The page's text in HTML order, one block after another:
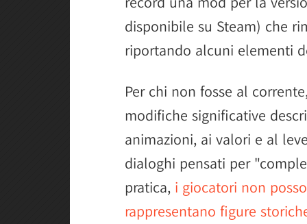
disponibile su Steam) che
riportando alcuni elementi
Per chi non fosse al
modifiche significative
animazioni, ai valori e al
dialoghi pensati per
pratica, i giocatori non
rappresentano figure